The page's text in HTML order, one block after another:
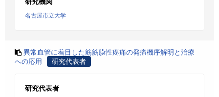
名古屋市立大学
異常血管に着目した筋筋膜性疼痛の発痛機序解明と治療
への応用
研究代表者
研究代表者